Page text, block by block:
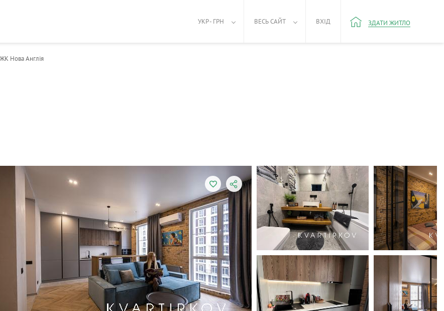
УКР - ГРН ВЕСЬ САЙТ ВХІД ЗДАТИ ЖИТЛО
ЖК Нова Англія